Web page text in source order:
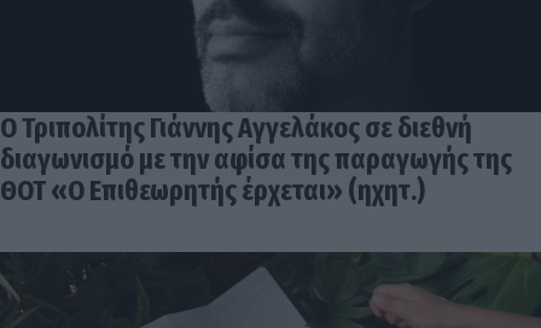
Ο Τριπολίτης Γιάννης Αγγελάκος σε διεθνή
διαγωνισμό με την αφίσα της παραγωγής της
ΘΟΤ «Ο Επιθεωρητής έρχεται» (ηχητ.)